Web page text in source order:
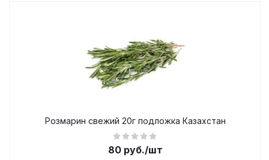
Розмарин свежий 20г подложка Казахстан
80руб./шт